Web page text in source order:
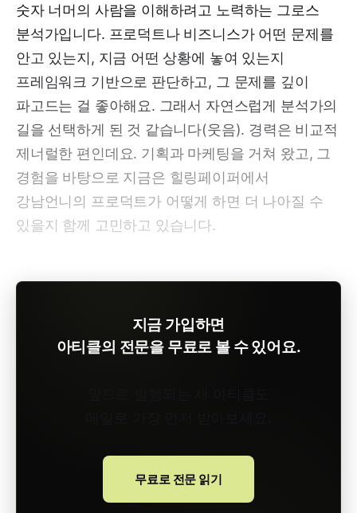
숫자 너머의 사람을 이해하려고 노력하는 그로스
분석가입니다. 프로덕트나 비즈니스가 어떤 문제를
안고 있는지, 지금 어떤 상황에 놓여 있는지
프레임워크 기반으로 판단하고, 그 문제를 깊이
파고드는 걸 좋아해요. 그래서 자연스럽게 분석가의
길을 선택하게 된 것 같습니다(웃음). 경력은 비교적
제너럴한 편인데요. 기획과 마케팅을 거쳐 왔고, 그
경험을 바탕으로 지금은 힐링페이퍼에서
강남언니의 프로덕트가 어떻게 하면 더 나아질 수
있을지 함께 고민하고 있습니다.
지금 가입하면
아티클의 전문을 무료로 볼 수 있어요.
무료로 전문 읽기